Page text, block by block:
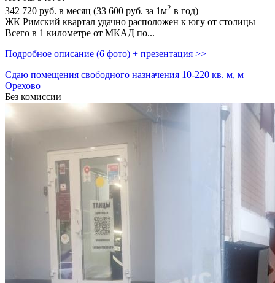
342 720 руб. в месяц (33 600 руб. за 1м2 в год)
ЖК Римский квартал удачно расположен к югу от столицы
Всего в 1 километре от МКАД по...
Подробное описание (6 фото) + презентация >>
Сдаю помещения свободного назначения 10-220 кв. м, м
Орехово
Без комиссии